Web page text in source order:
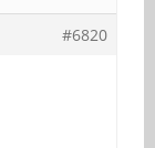
#6820